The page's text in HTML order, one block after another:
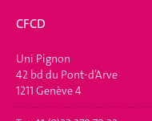
CFCD
Uni Pignon
42 bd du Pont-d’Arve
1211 Genève 4